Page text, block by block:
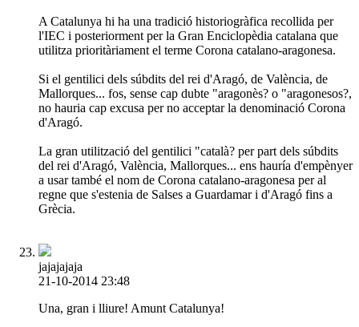
A Catalunya hi ha una tradició historiogràfica recollida per
l'IEC i posteriorment per la Gran Enciclopèdia catalana que
utilitza prioritàriament el terme Corona catalano-aragonesa.
Si el gentilici dels súbdits del rei d'Aragó, de València, de
Mallorques... fos, sense cap dubte "aragonès? o "aragonesos?,
no hauria cap excusa per no acceptar la denominació Corona
d'Aragó.
La gran utilització del gentilici "català? per part dels súbdits
del rei d'Aragó, València, Mallorques... ens hauría d'empènyer
a usar també el nom de Corona catalano-aragonesa per al
regne que s'estenia de Salses a Guardamar i d'Aragó fins a
Grècia.
jajajajaja
21-10-2014 23:48
Una, gran i lliure! Amunt Catalunya!